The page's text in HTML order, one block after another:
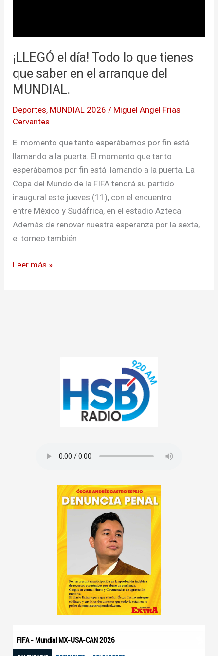
¡LLEGÓ el día! Todo lo que tienes
que saber en el arranque del
MUNDIAL.
Deportes, MUNDIAL 2026 / Miguel Angel Frias
Cervantes
El momento que tanto esperábamos por fin está
llamando a la puerta. El momento que tanto
esperábamos por fin está llamando a la puerta. La
Copa del Mundo de la FIFA tendrá su partido
inaugural este jueves (11), con el encuentro
entre México y Sudáfrica, en el estadio Azteca.
Además de renovar nuestra esperanza por la sexta,
el torneo también
Leer más »